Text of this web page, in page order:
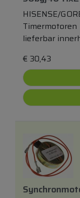
HISENSE/
Timermotoren
lieferbar
€ 30,43